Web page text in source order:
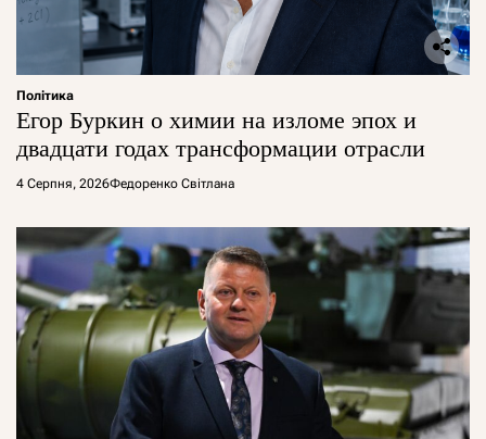
Політика
Егор Буркин о химии на изломе эпох и
двадцати годах трансформации отрасли
4 Серпня, 2026Федоренко Світлана